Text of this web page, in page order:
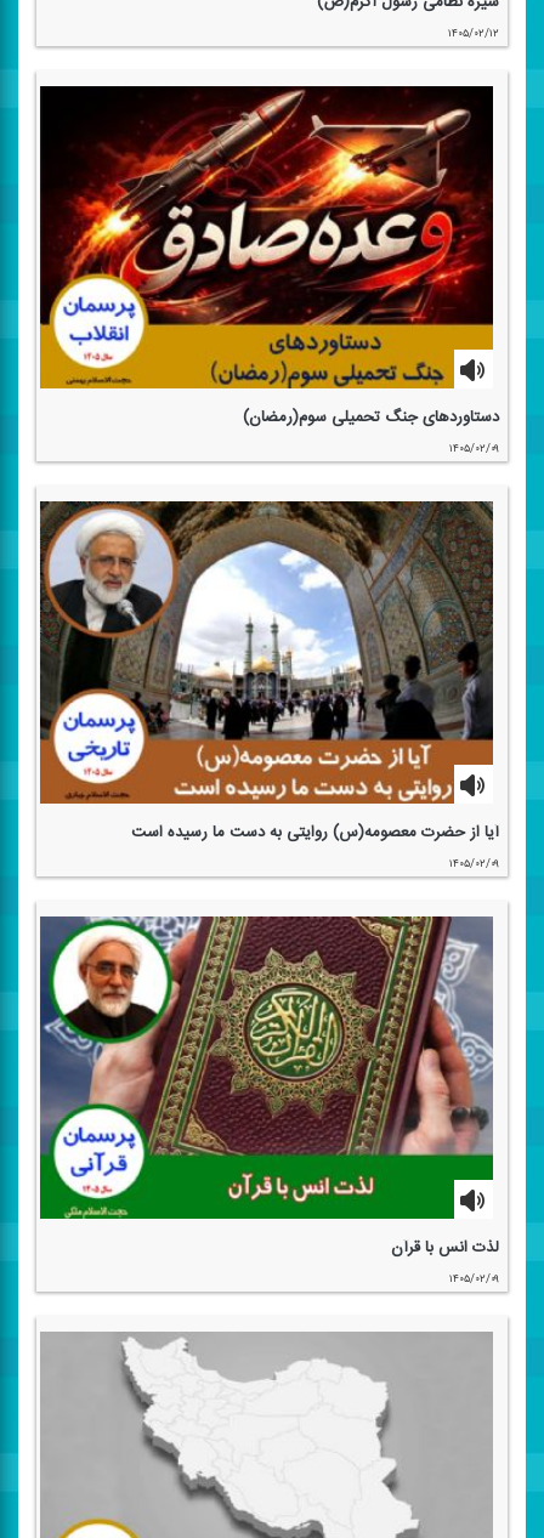
۱۴۰۵/۰۲/۱۲
دستاوردهای جنگ تحمیلی سوم(رمضان)
۱۴۰۵/۰۲/۰۹
آیا از حضرت معصومه(س) روایتی به دست ما رسیده است
۱۴۰۵/۰۲/۰۹
لذت انس با قرآن
۱۴۰۵/۰۲/۰۹